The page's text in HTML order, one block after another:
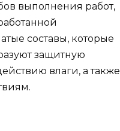
выполнения работ,
составы, которые
защитную
влаги, а также